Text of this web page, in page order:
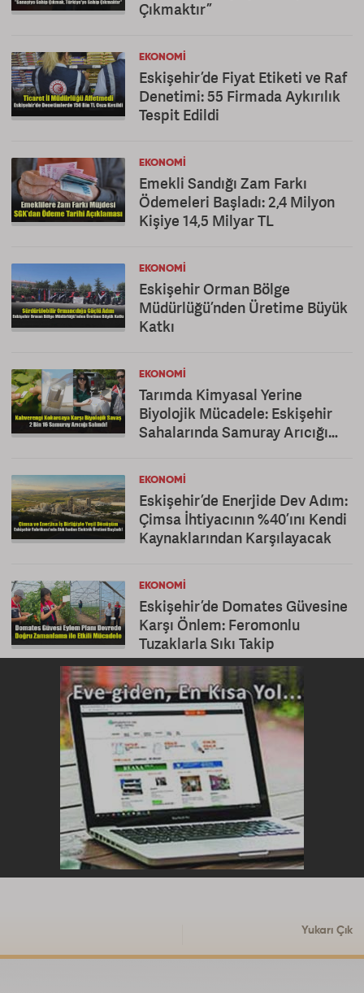
Çıkmaktır”
EKONOMI
Eskişehir’de Fiyat Etiketi ve Raf
Denetimi: 55 Firmada Aykırılık
Tespit Edildi
EKONOMI
Emekli Sandığı Zam Farkı
Ödemeleri Başladı: 2,4 Milyon
Kişiye 14,5 Milyar TL
EKONOMI
Eskişehir Orman Bölge
Müdürlüğü’nden Üretime Büyük
Katkı
EKONOMI
Tarımda Kimyasal Yerine
Biyolojik Mücadele: Eskişehir
Sahalarında Samuray Arıcığı
EKONOMI
Eskişehir’de Enerjide Dev Adım:
Çimsa İhtiyacının %40’ını Kendi
Kaynaklarından Karşılayacak
EKONOMI
Eskişehir’de Domates Güvesine
Karşı Önlem: Feromonlu
Tuzaklarla Sıkı Takip
Yukarı Çık